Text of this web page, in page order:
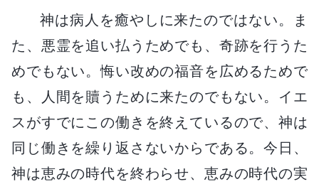
神は病人を癒やしに来たのではない。ま
た、悪霊を追い払うためでも、奇跡を行うた
めでもない。悔い改めの福音を広めるためで
も、人間を贖うために来たのでもない。イエ
スがすでにこの働きを終えているので、神は
同じ働きを繰り返さないからである。今日、
神は恵みの時代を終わらせ、恵みの時代の実